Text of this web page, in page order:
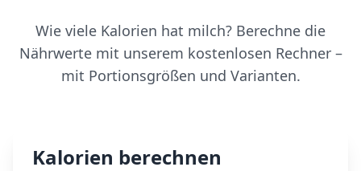
Wie viele Kalorien hat milch? Berechne die
Nährwerte mit unserem kostenlosen Rechner –
mit Portionsgrößen und Varianten.
Kalorien berechnen